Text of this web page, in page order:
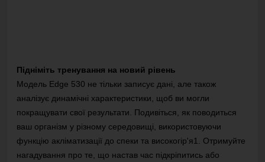
Підніміть тренування на новий рівень
Модель Edge 530 не тільки записує дані, але також
аналізує динамічні характеристики, щоб ви могли
покращувати свої результати. Подивіться, як поводиться
ваш організм у різному середовищі, використовуючи
функцію акліматизації до спеки та високогір'я1. Отримуйте
нагадування про те, що настав час підкріпитись або